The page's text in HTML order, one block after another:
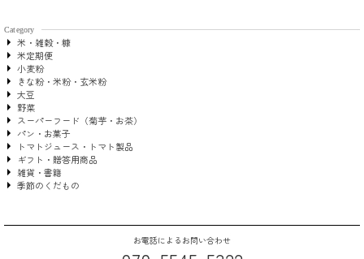
Category
米・雑穀・糠
米定期便
小麦粉
きな粉・米粉・玄米粉
大豆
野菜
スーパーフード（菊芋・お茶）
パン・お菓子
トマトジュース・トマト製品
ギフト・贈答用商品
雑貨・書籍
季節のくだもの
お電話によるお問い合わせ